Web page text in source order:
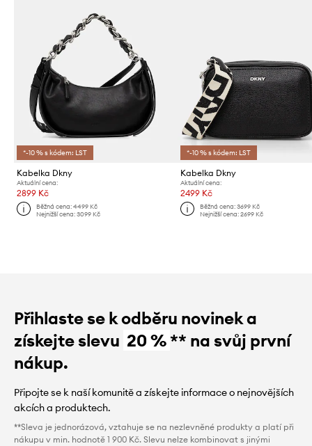
*-10 % s kódem: LST
Kabelka Dkny
Aktuální cena:
2899 Kč
Běžná cena:4499 Kč
Nejnižší cena:3099 Kč
*-10 % s kódem: LST
Kabelka Dkny
Aktuální cena:
2499 Kč
Běžná cena: 3699 Kč
Nejnižší cena: 2699 Kč
Přihlaste se k odběru novinek a
získejte slevu 20 %** na svůj první
nákup.
Připojte se k naší komunitě a získejte informace o nejnovějších
akcích a produktech.
**Sleva je jednorázová, vztahuje se na nezlevněné produkty a platí při
nákupu v min. hodnotě 1 900 Kč. Slevu nelze kombinovat s jinými